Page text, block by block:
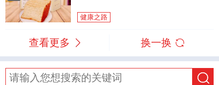
健康之路
查看更多 换一换